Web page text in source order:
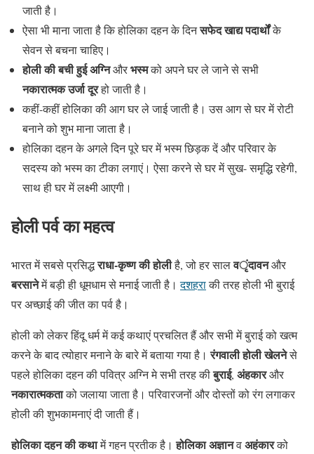
जाती है।
ऐसा भी माना जाता है कि होलिका दहन के दिनसफेद खाद्य पदार्थोंके
सेवन से बचना चाहिए।
होली की बची हुई अग्निऔरभस्मको अपने घर ले जाने से सभी
नकारात्मक उर्जा दूरहो जाती है।
कहीं-कहीं होलिका की आग घर ले जाई जाती है। उस आग से घर में रोटी
बनाने को शुभ माना जाता है।
होलिका दहन के अगले दिन पूरे घर में भस्म छिड़क दें और परिवार के
सदस्य को भस्म का टीका लगाएं। ऐसा करने से घर में सुख- समृद्धि रहेगी,
साथ ही घर में लक्ष्मी आएगी।
होली पर्व का महत्व
भारत में सबसे प्रसिद्धराधा-कृष्ण की होलीहै, जो हर सालवृंदावनऔर
बरसानेमें बड़ी ही धूमधाम से मनाई जाती है।दशहराकी तरह होली भी बुराई
पर अच्छाई की जीत का पर्व है।
होली को लेकर हिंदू धर्म में कई कथाएं प्रचलित हैं और सभी में बुराई को खत्म
करने के बाद त्योहार मनाने के बारे में बताया गया है।रंगवाली होली खेलनेसे
पहले होलिका दहन की पवित्र अग्नि मे सभी तरह कीबुराई, अंहकारऔर
नकारात्मकताको जलाया जाता है। परिवारजनों और दोस्तों को रंग लगाकर
होली की शुभकामनाएं दी जाती हैं।
होलिका दहन की कथामें गहन प्रतीक है।होलिकाअज्ञानवअहंकारको